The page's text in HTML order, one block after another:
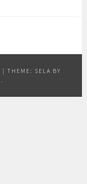
| THEME: SELA BY
.